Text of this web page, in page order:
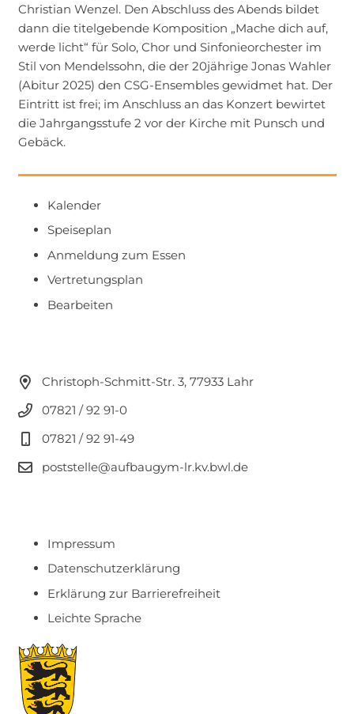
Christian Wenzel. Den Abschluss des Abends bildet
dann die titelgebende Komposition „Mache dich auf,
werde licht“ für Solo, Chor und Sinfonieorchester im
Stil von Mendelssohn, die der 20jährige Jonas Wahler
(Abitur 2025) den CSG-Ensembles gewidmet hat. Der
Eintritt ist frei; im Anschluss an das Konzert bewirtet
die Jahrgangsstufe 2 vor der Kirche mit Punsch und
Gebäck.
Kalender
Speiseplan
Anmeldung zum Essen
Vertretungsplan
Bearbeiten
Christoph-Schmitt-Str. 3, 77933 Lahr
07821 / 92 91-0
07821 / 92 91-49
poststelle@aufbaugym-lr.kv.bwl.de
Impressum
Datenschutzerklärung
Erklärung zur Barrierefreiheit
Leichte Sprache